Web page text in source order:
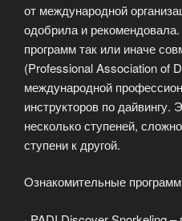
от международной
одобрила и
программ так или иначе
(Professional Association of
международной
инструкторов по дайвингу.
несколько ступеней,
ступени к другой.
Oзнакомительные